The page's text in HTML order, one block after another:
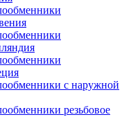
с наружной
резьбовое